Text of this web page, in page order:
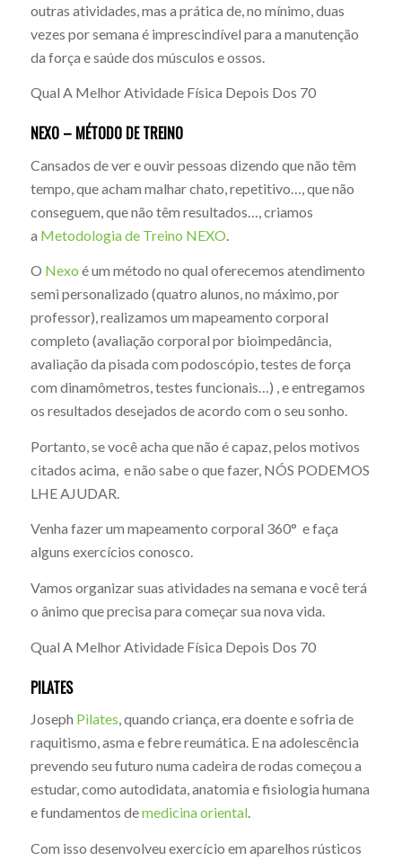
outras atividades, mas a prática de, no mínimo, duas
vezes por semana é imprescindível para a manutenção
da força e saúde dos músculos e ossos.
Qual A Melhor Atividade Física Depois Dos 70
NEXO – MÉTODO DE TREINO
Cansados de ver e ouvir pessoas dizendo que não têm
tempo, que acham malhar chato, repetitivo…, que não
conseguem, que não têm resultados…, criamos
a Metodologia de Treino NEXO
O Nexo é um método no qual oferecemos atendimento
semi personalizado (quatro alunos, no máximo, por
professor), realizamos um mapeamento corporal
completo (avaliação corporal por bioimpedância,
avaliação da pisada com podoscópio, testes de força
com dinamômetros, testes funcionais…) , e entregamos
os resultados desejados de acordo com o seu sonho.
Portanto, se você acha que não é capaz, pelos motivos
citados acima, e não sabe o que fazer, NÓS PODEMOS
LHE AJUDAR.
Venha fazer um mapeamento corporal 360° e faça
alguns exercícios conosco.
Vamos organizar suas atividades na semana e você terá
o ânimo que precisa para começar sua nova vida.
Qual A Melhor Atividade Física Depois Dos 70
PILATES
Joseph Pilates, quando criança, era doente e sofria de
raquitismo, asma e febre reumática. E na adolescência
prevendo seu futuro numa cadeira de rodas começou a
estudar, como autodidata, anatomia e fisiologia humana
e fundamentos demedicina oriental.
Com isso desenvolveu exercício em aparelhos rústicos